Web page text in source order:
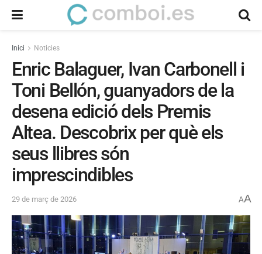
Inici Noticies
Enric Balaguer, Ivan Carbonell i
Toni Bellón, guanyadors de la
desena edició dels Premis
Altea. Descobrix per què els
seus llibres són
imprescindibles
29 de març de 2026 AA